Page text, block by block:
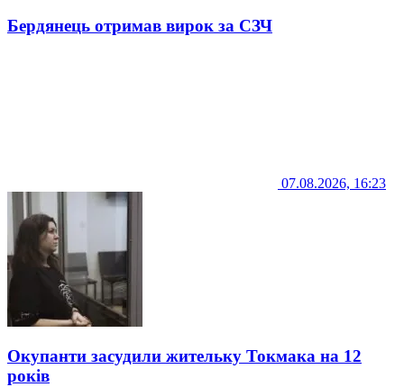
Бердянець отримав вирок за СЗЧ
07.08.2026, 16:23
Окупанти засудили жительку Токмака на 12
років